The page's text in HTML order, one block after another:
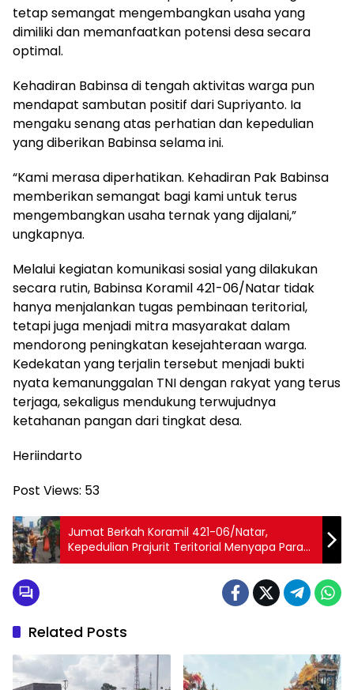
tetap semangat mengembangkan usaha yang
dimiliki dan memanfaatkan potensi desa secara
optimal.
Kehadiran Babinsa di tengah aktivitas warga pun
mendapat sambutan positif dari Supriyanto. Ia
mengaku senang atas perhatian dan kepedulian
yang diberikan Babinsa selama ini.
“Kami merasa diperhatikan. Kehadiran Pak Babinsa
memberikan semangat bagi kami untuk terus
mengembangkan usaha ternak yang dijalani,”
ungkapnya.
Melalui kegiatan komunikasi sosial yang dilakukan
secara rutin, Babinsa Koramil 421-06/Natar tidak
hanya menjalankan tugas pembinaan teritorial,
tetapi juga menjadi mitra masyarakat dalam
mendorong peningkatan kesejahteraan warga.
Kedekatan yang terjalin tersebut menjadi bukti
nyata kemanunggalan TNI dengan rakyat yang terus
terjaga, sekaligus mendukung terwujudnya
ketahanan pangan dari tingkat desa.
Heriindarto
Post Views: 53
Jumat Berkah Koramil 421-06/Natar,
Kepedulian Prajurit Teritorial Menyapa Para
Pejuang Nafkah
Related Posts